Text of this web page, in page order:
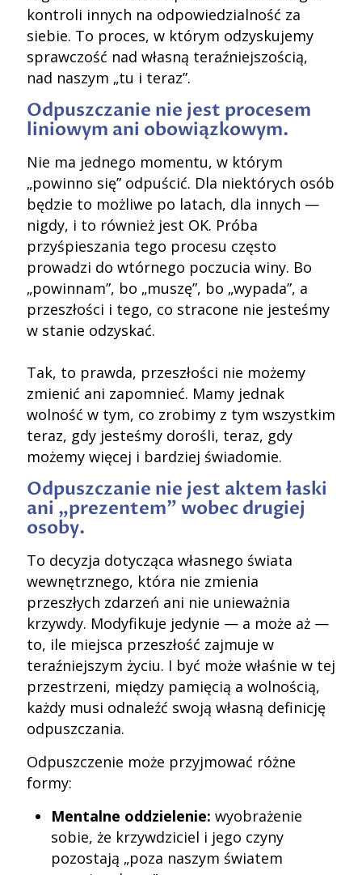
kontroli innych na odpowiedzialność za
siebie. To proces, w którym odzyskujemy
sprawczość nad własną teraźniejszością,
nad naszym „tu i teraz”.
Odpuszczanie nie jest procesem
liniowym ani obowiązkowym.
Nie ma jednego momentu, w którym
„powinno się” odpuścić. Dla niektórych osób
będzie to możliwe po latach, dla innych —
nigdy, i to również jest OK. Próba
przyśpieszania tego procesu często
prowadzi do wtórnego poczucia winy. Bo
„powinnam”, bo „muszę”, bo „wypada”, a
przeszłości i tego, co stracone nie jesteśmy
w stanie odzyskać.
Tak, to prawda, przeszłości nie możemy
zmienić ani zapomnieć. Mamy jednak
wolność w tym, co zrobimy z tym wszystkim
teraz, gdy jesteśmy dorośli, teraz, gdy
możemy więcej i bardziej świadomie.
Odpuszczanie nie jest aktem łaski
ani „prezentem” wobec drugiej
osoby.
To decyzja dotycząca własnego świata
wewnętrznego, która nie zmienia
przeszłych zdarzeń ani nie unieważnia
krzywdy. Modyfikuje jedynie — a może aż —
to, ile miejsca przeszłość zajmuje w
teraźniejszym życiu. I być może właśnie w tej
przestrzeni, między pamięcią a wolnością,
każdy musi odnaleźć swoją własną definicję
odpuszczania.
Odpuszczenie może przyjmować różne
formy:
Mentalne oddzielenie: wyobrażenie
sobie, że krzywdziciel i jego czyny
pozostają „poza naszym światem